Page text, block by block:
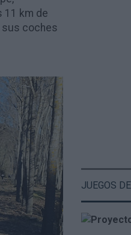
11 km de
sus coches
JUEGOS